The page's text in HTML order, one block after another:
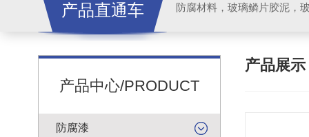
产品直通车
产品中心/PRODUCT
防腐漆
产品展示